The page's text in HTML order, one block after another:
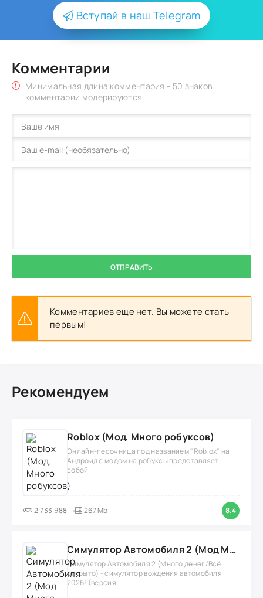
Вступай в наш Telegram
Комментарии
Минимальная длина комментария - 50 знаков.
комментарии модерируются
ОТПРАВИТЬ
Комментариев еще нет. Вы можете стать
первым!
Рекомендуем
Roblox (Мод, Много робуксов)
Онлайн-песочница под названием "Roblox" на
Андроид с модом на робуксы представляет
собой
2.733.988 267 Mb 8.4
Симулятор Автомобиля 2 (Мод Много денег/Всё открыто)
Симулятор Автомобиля 2 (Много денег/Всё
открыто) - симулятор вождения автомобиля
2026! (версия